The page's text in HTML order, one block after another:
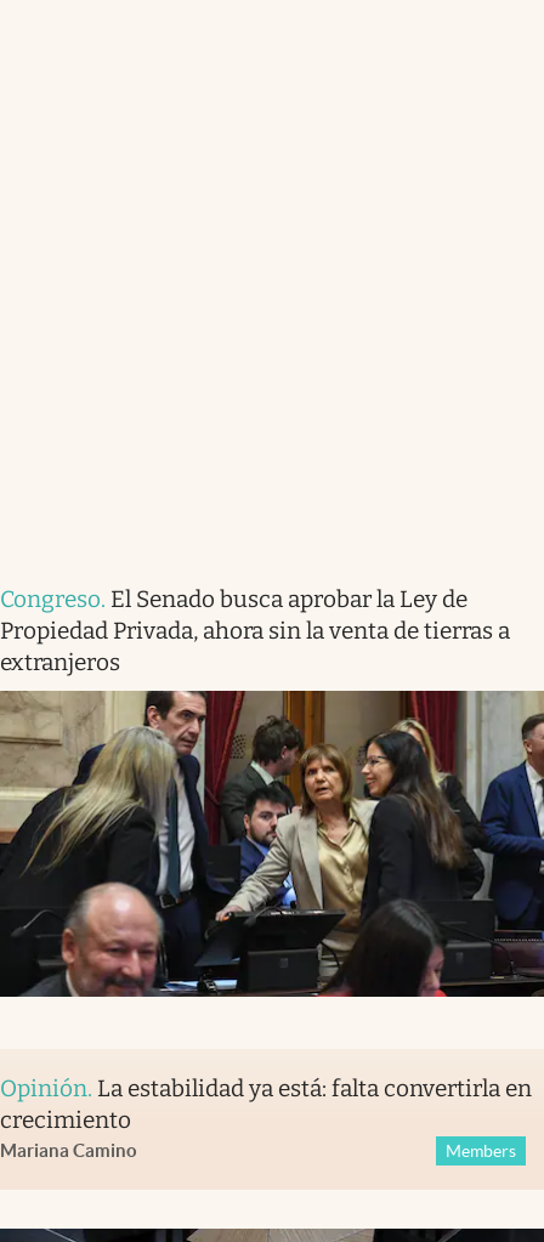
Congreso. El Senado busca aprobar la Ley de
Propiedad Privada, ahora sin la venta de tierras a
extranjeros
Opinión. La estabilidad ya está: falta convertirla en
crecimiento
Mariana Camino Members